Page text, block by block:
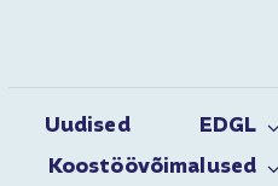
Uudised EDGL
Koostöövõimalused